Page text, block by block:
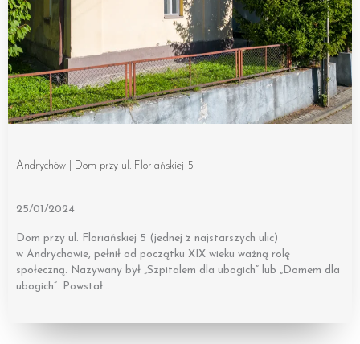
Andrychów | Dom przy ul. Floriańskiej 5
25/01/2024
Dom przy ul. Floriańskiej 5 (jednej z najstarszych ulic)
w Andrychowie, pełnił od początku XIX wieku ważną rolę
społeczną. Nazywany był „Szpitalem dla ubogich” lub „Domem dla
ubogich”. Powstał…